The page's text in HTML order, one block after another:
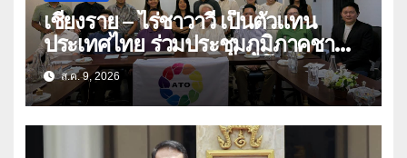
เชียงราย – ไร่ชาวาวี เป็นตัวแทน
ประเทศไทย ร่วมประชุมภูมิภาคชา
อาเซียน ATO 2026 ที่อินโดนีเซีย
หารืออนาคตอุตสาหกรรมชา
ท่ามกลางความท้าทายโลก
ส.ค. 9, 2026